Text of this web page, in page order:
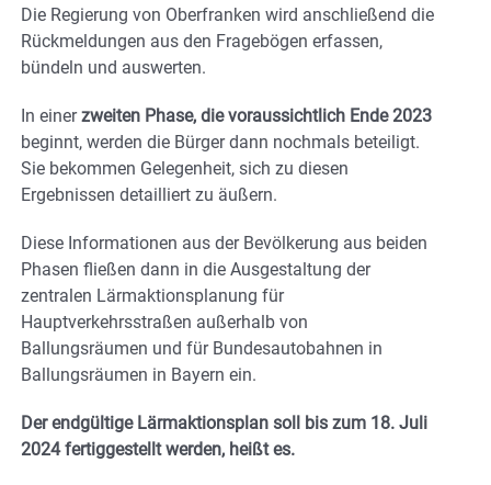
Die Regierung von Oberfranken wird anschließend die
Rückmeldungen aus den Fragebögen erfassen,
bündeln und auswerten.
In einerzweiten Phase, die voraussichtlich Ende 2023
beginnt, werden die Bürger dann nochmals beteiligt.
Sie bekommen Gelegenheit, sich zu diesen
Ergebnissen detailliert zu äußern.
Diese Informationen aus der Bevölkerung aus beiden
Phasen fließen dann in die Ausgestaltung der
zentralen Lärmaktionsplanung für
Hauptverkehrsstraßen außerhalb von
Ballungsräumen und für Bundesautobahnen in
Ballungsräumen in Bayern ein.
Der endgültige Lärmaktionsplan soll bis zum 18. Juli
2024 fertiggestellt werden, heißt es.